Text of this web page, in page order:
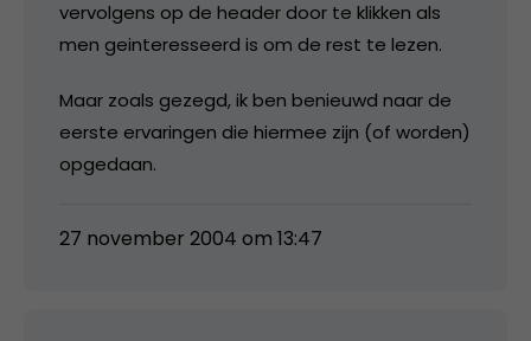
vervolgens op de header door te klikken als
men geinteresseerd is om de rest te lezen.
Maar zoals gezegd, ik ben benieuwd naar de
eerste ervaringen die hiermee zijn (of worden)
opgedaan.
27 november 2004 om 13:47